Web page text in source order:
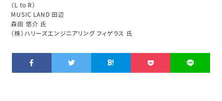
（L to R）
MUSIC LAND 田辺
森田 悠介 氏
（株）ハリーズエンジニアリング フィゲラス 氏
B!